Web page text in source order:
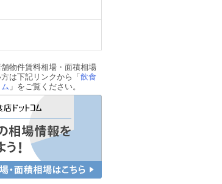
物件賃料相場・面積相場
は下記リンクから「 飲食
」をご覧ください。